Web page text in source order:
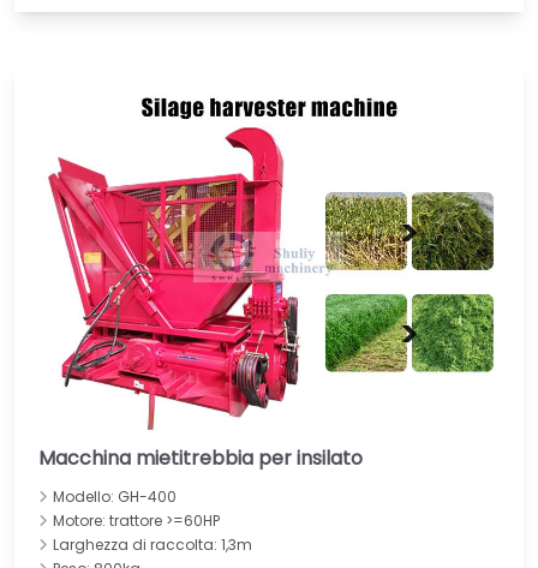
Macchina mietitrebbia per insilato
Modello: GH-400
Motore: trattore >=60HP
Larghezza di raccolta: 1,3m